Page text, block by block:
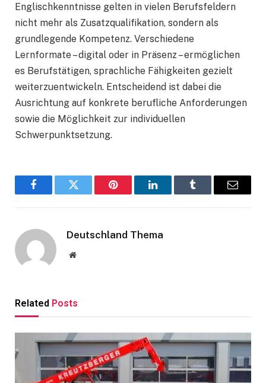
Englischkenntnisse gelten in vielen Berufsfeldern
nicht mehr als Zusatzqualifikation, sondern als
grundlegende Kompetenz. Verschiedene
Lernformate – digital oder in Präsenz – ermöglichen
es Berufstätigen, sprachliche Fähigkeiten gezielt
weiterzuentwickeln. Entscheidend ist dabei die
Ausrichtung auf konkrete berufliche Anforderungen
sowie die Möglichkeit zur individuellen
Schwerpunktsetzung.
FacebookTwitter Pinterest LinkedInTumblr Email
Deutschland Thema
Website
Related Posts